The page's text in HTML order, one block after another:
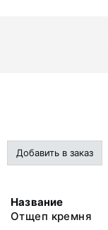
Добавить в заказ
Название
Отщеп кремня